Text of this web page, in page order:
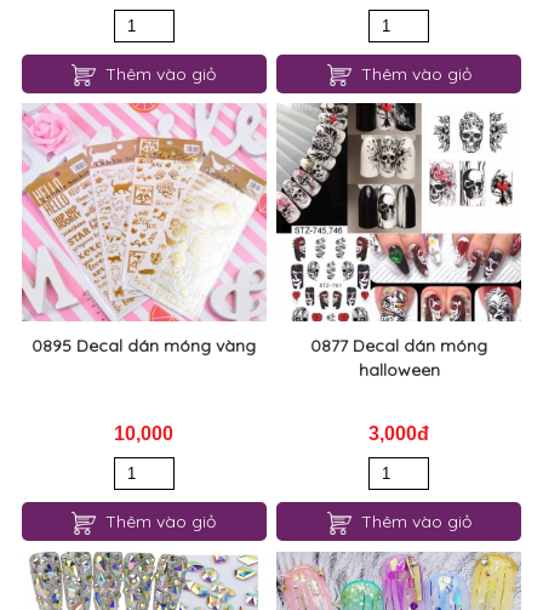
Thêm vào giỏ Thêm vào giỏ
0895 Decal dán móng vàng
10,000
Thêm vào giỏ
0877 Decal dán móng
halloween
3,000đ
Thêm vào giỏ